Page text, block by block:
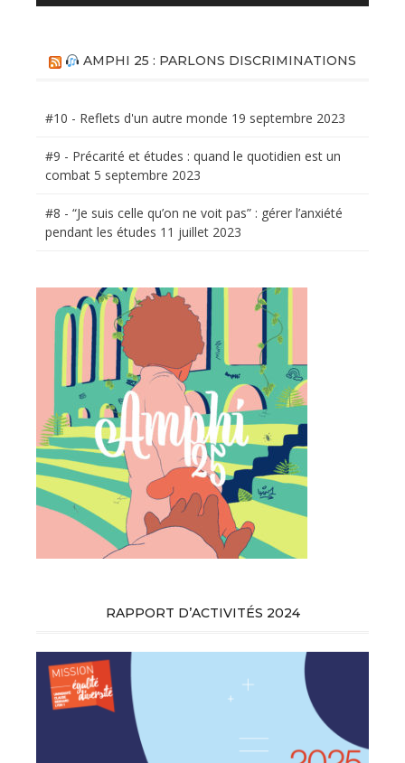
AMPHI 25 : PARLONS DISCRIMINATIONS
#10 - Reflets d'un autre monde 19 septembre 2023
#9 - Précarité et études : quand le quotidien est un
combat 5 septembre 2023
#8 - “Je suis celle qu’on ne voit pas” : gérer l’anxiété
pendant les études 11 juillet 2023
RAPPORT D’ACTIVITÉS 2024